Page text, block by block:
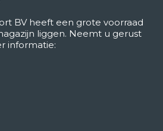
BV heeft een grote voorraad
liggen. Neemt u gerust
informatie: